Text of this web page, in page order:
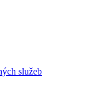
služeb